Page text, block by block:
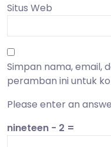
Situs Web
Simpan nama, email,
peramban ini untuk
Please enter an
nineteen − 2 =